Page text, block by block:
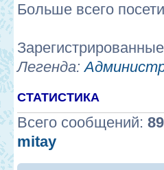
Больше всего
Легенда:
СТАТИСТИКА
Всего сообщений:
mitay